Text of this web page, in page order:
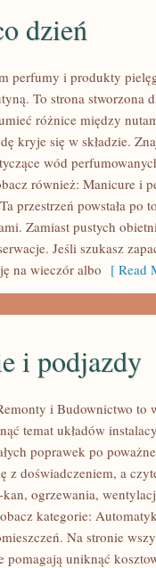
dzień
perfumy i produkty
To strona stworzona
różnice między
kryje się w składzie.
wód
również: Manicure i
przestrzeń powstała po
Zamiast pustych
Jeśli szukasz
na wieczór albo [ Read
i podjazdy
i Budownictwo to
temat układów
poprawek po
z doświadczeniem, a
ogrzewania,
kategorie:
Na stronie
uniknąć